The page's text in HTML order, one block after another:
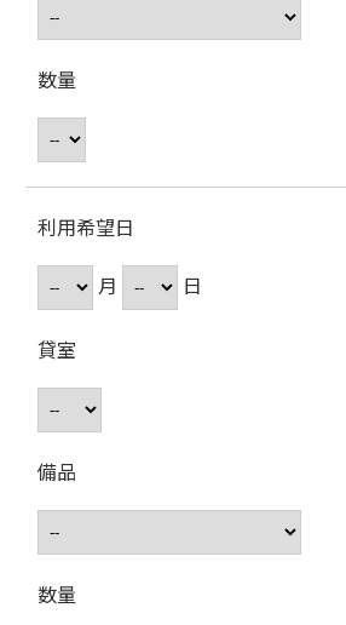
数量
利用希望日
月
日
貸室
備品
数量